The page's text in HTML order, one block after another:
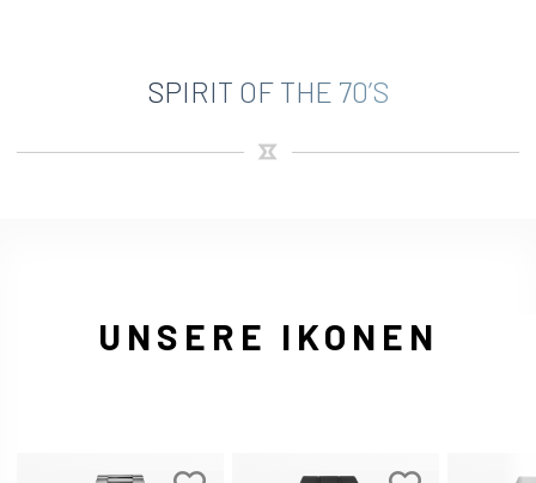
SPIRIT OF THE 70’S
UNSERE IKONEN